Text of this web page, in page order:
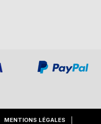
MENTIONS LÉGALES